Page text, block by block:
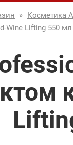
» Косметика
Wine Lifting 550